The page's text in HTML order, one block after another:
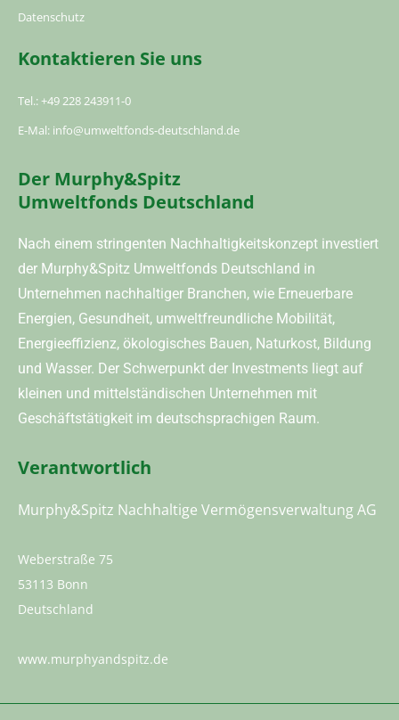
Datenschutz
Kontaktieren Sie uns
Tel.: +49 228 243911-0
E-Mal: info@umweltfonds-deutschland.de
Der Murphy&Spitz
Umweltfonds Deutschland
Nach einem stringenten Nachhaltigkeitskonzept investiert
der Murphy&Spitz Umweltfonds Deutschland in
Unternehmen nachhaltiger Branchen, wie Erneuerbare
Energien, Gesundheit, umweltfreundliche Mobilität,
Energieeffizienz, ökologisches Bauen, Naturkost, Bildung
und Wasser. Der Schwerpunkt der Investments liegt auf
kleinen und mittelständischen Unternehmen mit
Geschäftstätigkeit im deutschsprachigen Raum.
Verantwortlich
Murphy&Spitz Nachhaltige Vermögensverwaltung AG
Weberstraße 75
53113 Bonn
Deutschland
www.murphyandspitz.de